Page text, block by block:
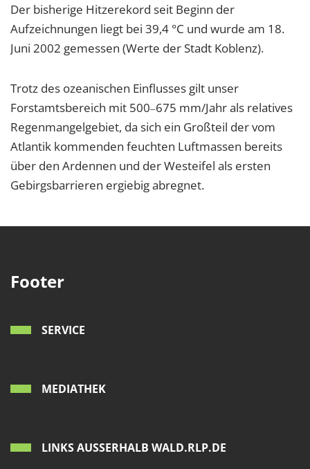
Der bisherige Hitzerekord seit Beginn der
Aufzeichnungen liegt bei 39,4 °C und wurde am 18.
Juni 2002 gemessen (Werte der Stadt Koblenz).
Trotz des ozeanischen Einflusses gilt unser
Forstamtsbereich mit 500–675 mm/Jahr als relatives
Regenmangelgebiet, da sich ein Großteil der vom
Atlantik kommenden feuchten Luftmassen bereits
über den Ardennen und der Westeifel als ersten
Gebirgsbarrieren ergiebig abregnet.
Footer
SERVICE
MEDIATHEK
LINKS AUSSERHALB WALD.RLP.DE